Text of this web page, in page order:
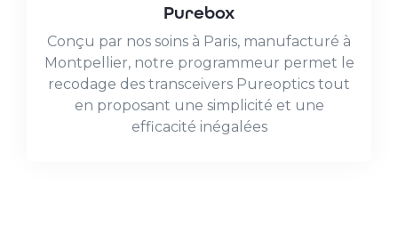
Purebox
Conçu par nos soins à Paris, manufacturé à
Montpellier, notre programmeur permet le
recodage des transceivers Pureoptics tout
en proposant une simplicité et une
efficacité inégalées